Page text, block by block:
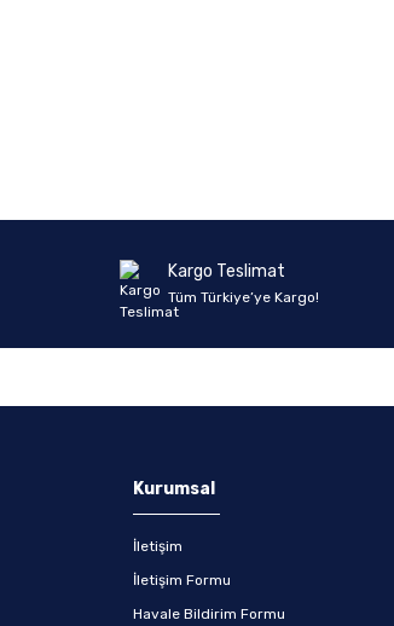
Kargo Teslimat
Tüm Türkiye’ye Kargo!
Kurumsal
İletişim
İletişim Formu
Havale Bildirim Formu